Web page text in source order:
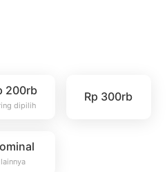
200rb
dipilih
Rp 300rb
lainnya